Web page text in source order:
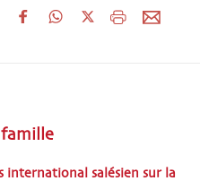
famille
international salésien sur la